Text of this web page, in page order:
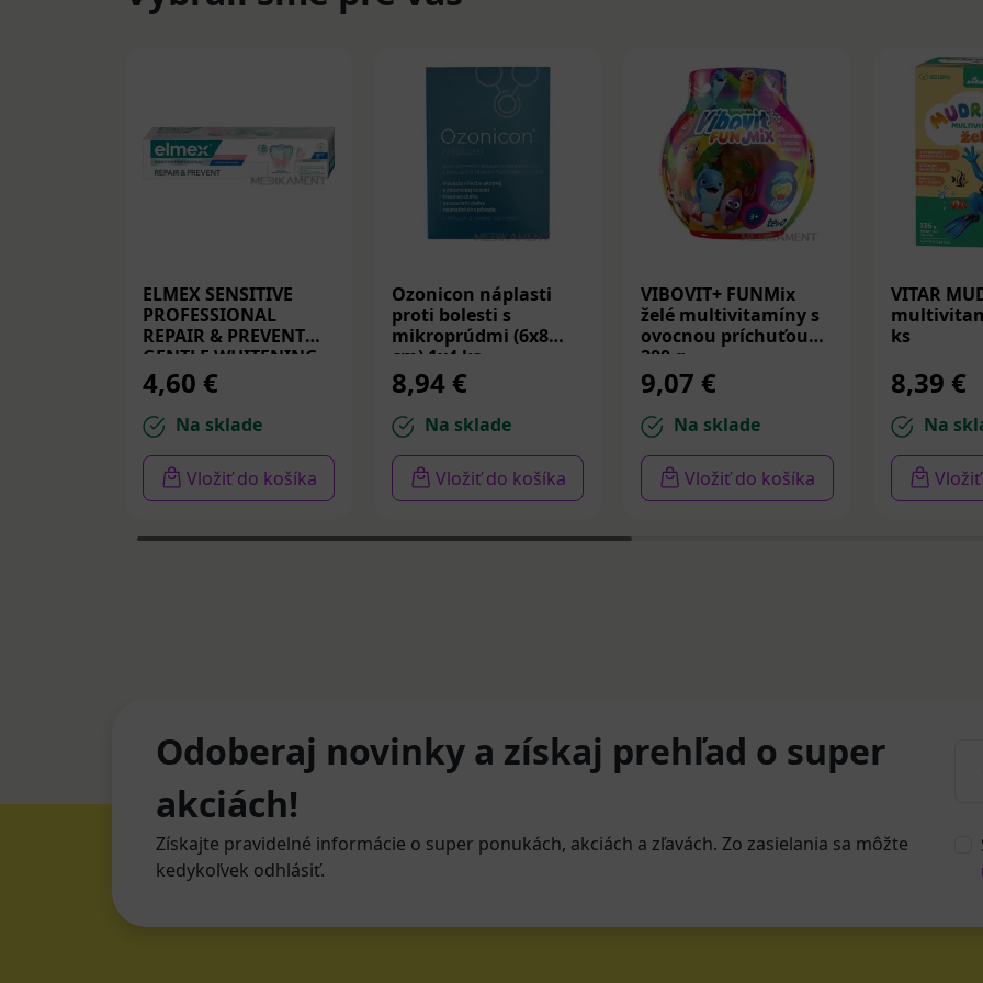
ELMEX SENSITIVE
PROFESSIONAL
REPAIR & PREVENT
GENTLE WHITENING,
zubná pasta 75 ml
4,60 €
Na sklade
Vložiť do košíka
Ozonicon náplasti
proti bolesti s
mikroprúdmi (6x8
cm) 1x4 ks
8,94 €
Na sklade
Vložiť do košíka
VIBOVIT+ FUNMix
želé multivitamíny s
ovocnou príchuťou
200 g
9,07 €
Na sklade
Vložiť do košíka
VITAR
ks
8,39 €
Na
Odoberaj novinky a získaj prehľad o super
akciách!
Získajte pravidelné informácie o super ponukách, akciách a zľavách. Zo zasielania sa môžte
kedykoľvek odhlásiť.